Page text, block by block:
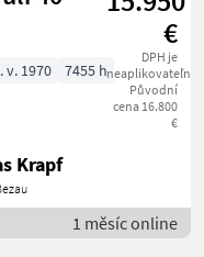
€
DPH je
neaplikovateľné
Původní
cena 16.800
€
v. 1970 7455 h
Krapf
1 měsíc online